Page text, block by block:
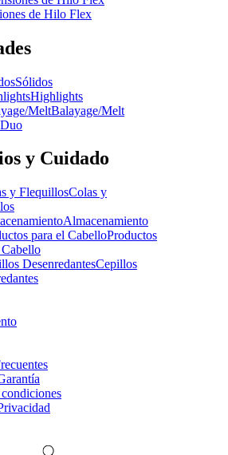
de Hilo Flex
Sólidos
Highlights
Balayage/Melt
Duo
y Cuidado
Colas y
Almacenamiento
Productos
Cepillos